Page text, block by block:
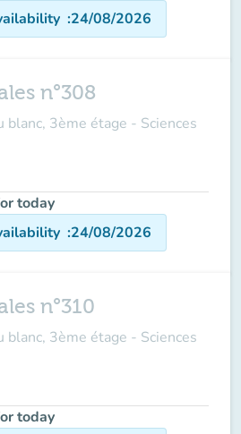
:24/08/2026
n°308
blanc, 3ème étage - Sciences
today
:24/08/2026
n°310
blanc, 3ème étage - Sciences
today